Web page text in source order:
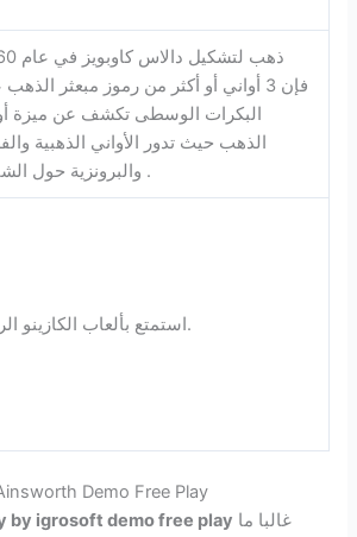
فإن 3 أواني أو أكثر من رموز مبعثر
البكرات الوسطى تكشف عن ميزة
الذهب حيث تدور الأواني الذهبية
والبرونزية حول الشاشة .
استمتع بألعاب الكازينو الرائعة.
Demo Free Play
by igrosoft demo free play